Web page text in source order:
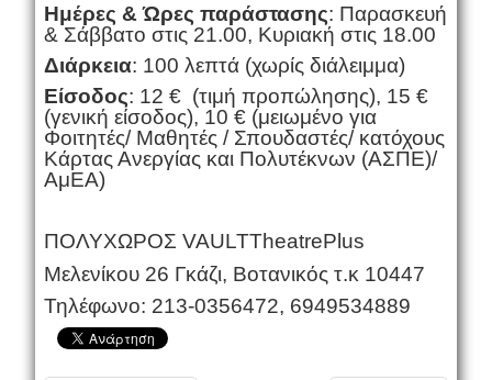
Ημέρες & Ώρες παράστασης: Παρασκευή
& Σάββατο στις 21.00, Κυριακή στις 18.00
Διάρκεια: 100 λεπτά (χωρίς διάλειμμα)
Είσοδος: 12 € (τιμή προπώλησης), 15 €
(γενική είσοδος), 10 € (μειωμένο για
Φοιτητές/ Μαθητές / Σπουδαστές/ κατόχους
Κάρτας Ανεργίας και Πολυτέκνων (ΑΣΠΕ)/
ΑμΕΑ)
ΠΟΛΥΧΩΡΟΣ VAULTTheatrePlus
Μελενίκου 26 Γκάζι, Βοτανικός τ.κ 10447
Τηλέφωνο: 213-0356472, 6949534889